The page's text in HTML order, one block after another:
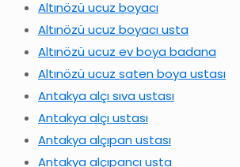
Altınözü ucuz boyacı
Altınözü ucuz boyacı usta
Altınözü ucuz ev boya badana
Altınözü ucuz saten boya ustası
Antakya alçı sıva ustası
Antakya alçı ustası
Antakya alçıpan ustası
Antakya alçıpancı usta